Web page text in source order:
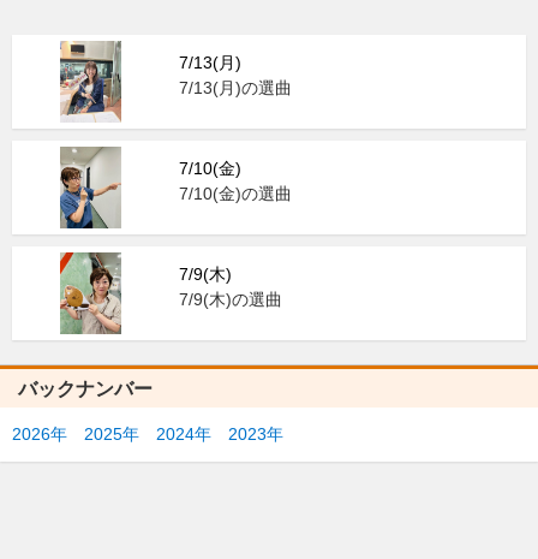
7/13(月)
7/13(月)の選曲
7/10(金)
7/10(金)の選曲
7/9(木)
7/9(木)の選曲
バックナンバー
2026年 2025年 2024年 2023年